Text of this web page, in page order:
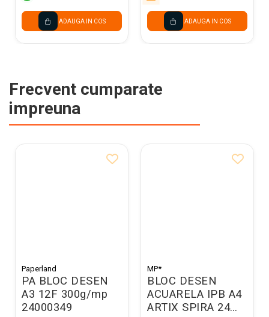
ADAUGA IN COS ADAUGA IN COS
Frecvent cumparate
impreuna
Paperland
PA BLOC DESEN
A3 12F 300g/mp
24000349
MP*
BLOC DESEN
ACUARELA IPB A4
ARTIX SPIRA 24